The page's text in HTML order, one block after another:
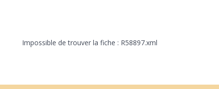
Impossible de trouver la fiche : R58897.xml